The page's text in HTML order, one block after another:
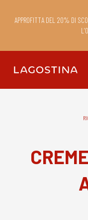
APPROFITTA DEL 20% DI